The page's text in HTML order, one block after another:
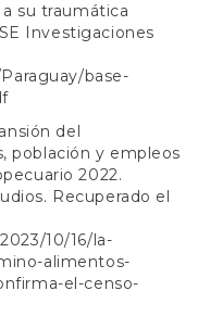
su traumática
Investigaciones
base-
del
población y empleos
2022.
Recuperado el
10/16/la-
alimentos-
el-censo-